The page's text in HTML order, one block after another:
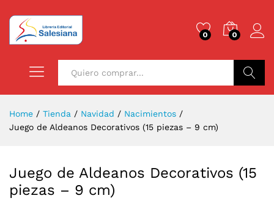
0 0
Home / Tienda / Navidad / Nacimientos /
Juego de Aldeanos Decorativos (15 piezas – 9 cm)
Juego de Aldeanos Decorativos (15
piezas – 9 cm)